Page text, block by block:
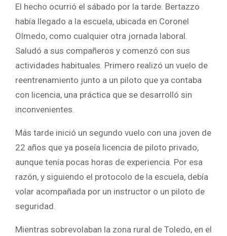
El hecho ocurrió el sábado por la tarde. Bertazzo
había llegado a la escuela, ubicada en Coronel
Olmedo, como cualquier otra jornada laboral.
Saludó a sus compañeros y comenzó con sus
actividades habituales. Primero realizó un vuelo de
reentrenamiento junto a un piloto que ya contaba
con licencia, una práctica que se desarrolló sin
inconvenientes.
Más tarde inició un segundo vuelo con una joven de
22 años que ya poseía licencia de piloto privado,
aunque tenía pocas horas de experiencia. Por esa
razón, y siguiendo el protocolo de la escuela, debía
volar acompañada por un instructor o un piloto de
seguridad.
Mientras sobrevolaban la zona rural de Toledo, en el